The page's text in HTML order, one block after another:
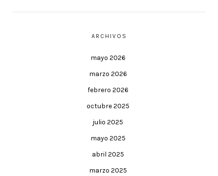
ARCHIVOS
mayo 2026
marzo 2026
febrero 2026
octubre 2025
julio 2025
mayo 2025
abril 2025
marzo 2025